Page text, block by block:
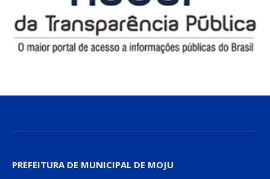
PREFEITURA DE MUNICIPAL DE MOJU